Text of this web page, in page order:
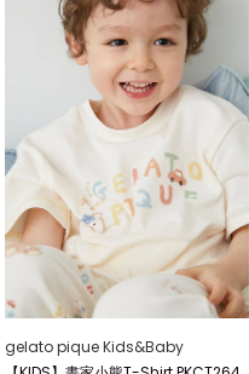
gelato pique Kids&Baby